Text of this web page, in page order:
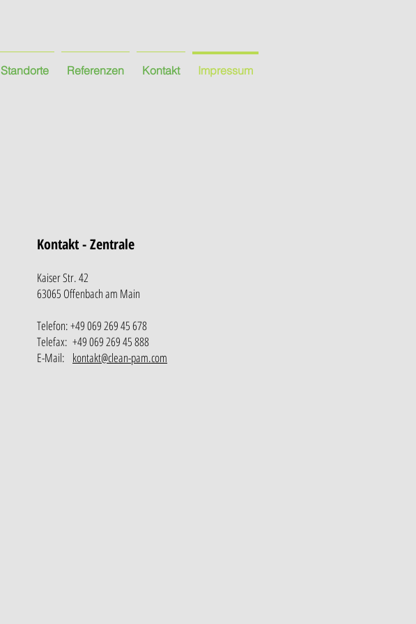
Kontakt - Zentrale
Kaiser Str. 42
63065 Offenbach am Main
Telefon: +49 069 269 45 678
Telefax: +49 069 269 45 888
E-Mail: kontakt@clean-pam.com
Standorte Referenzen Kontakt Impressum